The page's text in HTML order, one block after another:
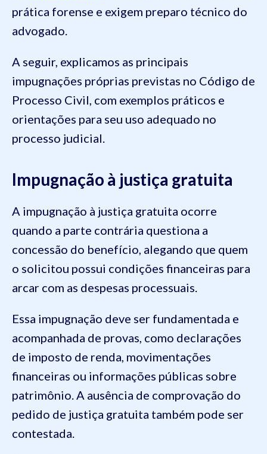
prática forense e exigem preparo técnico do
advogado.
A seguir, explicamos as principais
impugnações próprias previstas no Código de
Processo Civil, com exemplos práticos e
orientações para seu uso adequado no
processo judicial.
Impugnação à justiça gratuita
A impugnação à justiça gratuita ocorre
quando a parte contrária questiona a
concessão do benefício, alegando que quem
o solicitou possui condições financeiras para
arcar com as despesas processuais.
Essa impugnação deve ser fundamentada e
acompanhada de provas, como declarações
de imposto de renda, movimentações
financeiras ou informações públicas sobre
patrimônio. A ausência de comprovação do
pedido de justiça gratuita também pode ser
contestada.